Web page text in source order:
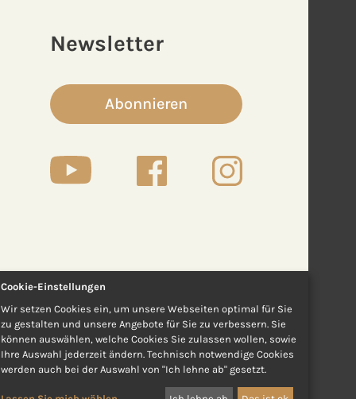
Newsletter
Abonnieren
Cookie-Einstellungen
Wir setzen Cookies ein, um unsere Webseiten optimal für Sie
zu gestalten und unsere Angebote für Sie zu verbessern. Sie
können auswählen, welche Cookies Sie zulassen wollen, sowie
Ihre Auswahl jederzeit ändern. Technisch notwendige Cookies
werden auch bei der Auswahl von "Ich lehne ab" gesetzt.